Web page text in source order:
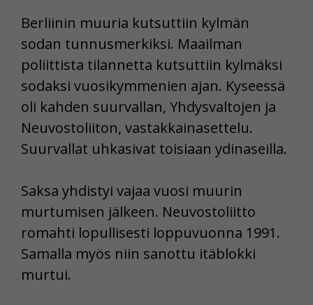
Berliinin muuria kutsuttiin kylmän
sodan tunnusmerkiksi. Maailman
poliittista tilannetta kutsuttiin kylmäksi
sodaksi vuosikymmenien ajan. Kyseessä
oli kahden suurvallan, Yhdysvaltojen ja
Neuvostoliiton, vastakkainasettelu.
Suurvallat uhkasivat toisiaan ydinaseilla.
Saksa yhdistyi vajaa vuosi muurin
murtumisen jälkeen. Neuvostoliitto
romahti lopullisesti loppuvuonna 1991.
Samalla myös niin sanottu itäblokki
murtui.